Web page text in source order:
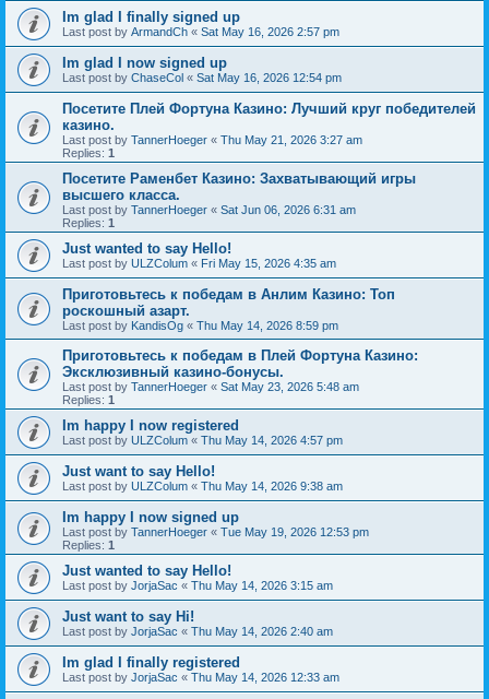
Im glad I finally signed up
Last post by ArmandCh « Sat May 16, 2026 2:57 pm
Im glad I now signed up
Last post by ChaseCol « Sat May 16, 2026 12:54 pm
Посетите Плей Фортуна Казино: Лучший круг победителей
казино.
Last post by TannerHoeger « Thu May 21, 2026 3:27 am
Replies: 1
Посетите Раменбет Казино: Захватывающий игры
высшего класса.
Last post by TannerHoeger « Sat Jun 06, 2026 6:31 am
Replies: 1
Just wanted to say Hello!
Last post by ULZColum « Fri May 15, 2026 4:35 am
Приготовьтесь к победам в Анлим Казино: Топ
роскошный азарт.
Last post by KandisOg « Thu May 14, 2026 8:59 pm
Приготовьтесь к победам в Плей Фортуна Казино:
Эксклюзивный казино-бонусы.
Last post by TannerHoeger « Sat May 23, 2026 5:48 am
Replies: 1
Im happy I now registered
Last post by ULZColum « Thu May 14, 2026 4:57 pm
Just want to say Hello!
Last post by ULZColum « Thu May 14, 2026 9:38 am
Im happy I now signed up
Last post by TannerHoeger « Tue May 19, 2026 12:53 pm
Replies: 1
Just wanted to say Hello!
Last post by JorjaSac « Thu May 14, 2026 3:15 am
Just want to say Hi!
Last post by JorjaSac « Thu May 14, 2026 2:40 am
Im glad I finally registered
Last post by JorjaSac « Thu May 14, 2026 12:33 am